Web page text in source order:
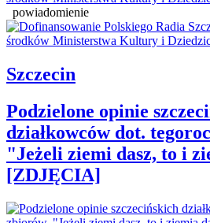
powiadomienie
Szczecin
Podzielone opinie
działkowców dot.
"Jeżeli ziemi dasz, to i
[ZDJĘCIA]